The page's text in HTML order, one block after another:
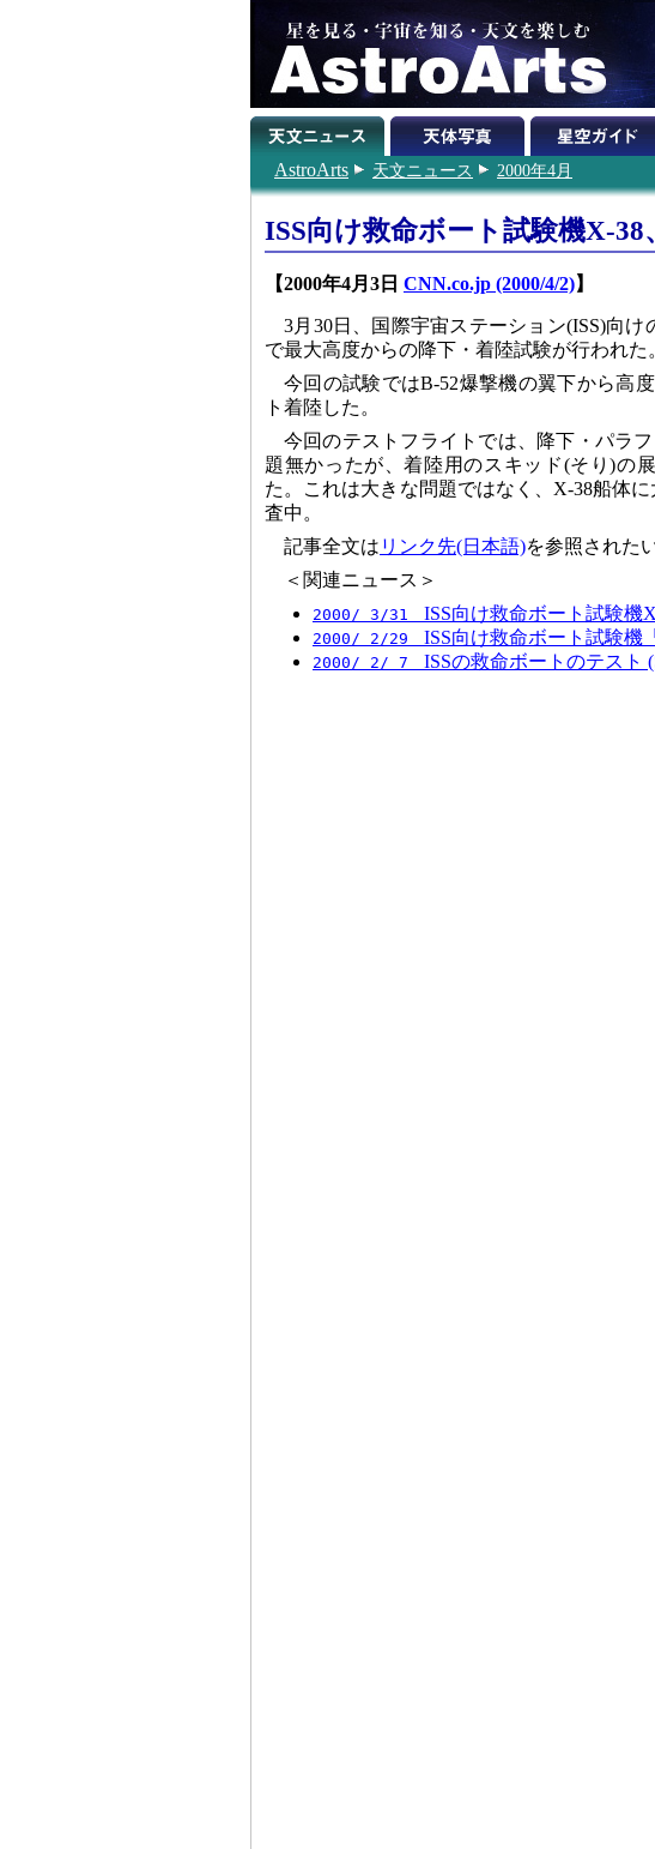
AstroArts 天文ニュース 2000年4月
ISS向け救命ボート試験機X-
【2000年4月3日 CNN.co.jp (2000/4/2)】
3月30日、国際宇宙ステーション(ISS)向
で最大高度からの降下・着陸試験が行われた
今回の試験ではB-52爆撃機の翼下から高
ト着陸した。
今回のテストフライトでは、降下・パラ
題無かったが、着陸用のスキッド(そり)の
た。これは大きな問題ではなく、X-38船体
査中。
記事全文は リンク先(日本語)を参照されたい
＜関連ニュース＞
2000/ 3/31 ISS向け救命ボート試験機
2000/ 2/29 ISS向け救命ボート試験機
2000/ 2/ 7 ISSの救命ボートのテスト